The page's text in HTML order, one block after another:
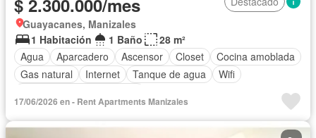
Guayacanes, Manizales
1 Habitación
1 Baño
28 m²
Agua
Aparcadero Ascensor Closet
Cocina amoblada
Gas natural
Internet Tanque de agua
Wifi
17/06/2026 en - Rent Apartments Manizales